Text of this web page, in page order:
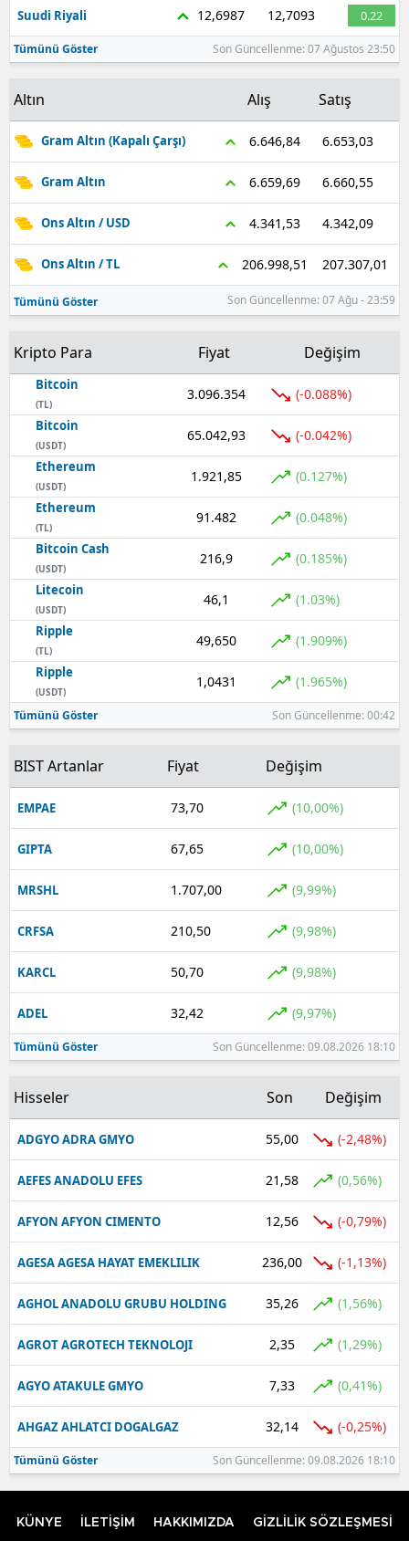
Suudi Riyali 12,6987 12,7093 0.22
Tümünü Göster Son Güncellenme: 07 Ağustos 23:50
Altın Alış Satış
Gram Altın (Kapalı Çarşı) 6.646,84 6.653,03
Gram Altın 6.659,69 6.660,55
Ons Altın / USD 4.341,53 4.342,09
Ons Altın / TL 206.998,51 207.307,01
Tümünü Göster Son Güncellenme: 07 Ağu - 23:59
Kripto Para Fiyat Değişim
Bitcoin
(TL)
3.096.354 (-0.088%)
Bitcoin
(USDT)
65.042,93 (-0.042%)
Ethereum
(USDT)
1.921,85 (0.127%)
Ethereum
(TL)
91.482 (0.048%)
Bitcoin Cash
(USDT)
216,9 (0.185%)
Litecoin
(USDT)
46,1 (1.03%)
Ripple
(TL)
49,650 (1.909%)
Ripple
(USDT)
1,0431 (1.965%)
Tümünü Göster Son Güncellenme: 00:42
BIST Artanlar Fiyat Değişim
EMPAE 73,70 (10,00%)
GIPTA 67,65 (10,00%)
MRSHL 1.707,00 (9,99%)
CRFSA 210,50 (9,98%)
KARCL 50,70 (9,98%)
ADEL 32,42 (9,97%)
Tümünü Göster Son Güncellenme: 09.08.2026 18:10
Hisseler Son Değişim
ADGYO ADRA GMYO 55,00 (-2,48%)
AEFES ANADOLU EFES 21,58 (0,56%)
AFYON AFYON CIMENTO 12,56 (-0,79%)
AGESA AGESA HAYAT EMEKLILIK 236,00 (-1,13%)
AGHOL ANADOLU GRUBU HOLDING 35,26 (1,56%)
AGROT AGROTECH TEKNOLOJI 2,35 (1,29%)
AGYO ATAKULE GMYO 7,33 (0,41%)
AHGAZ AHLATCI DOGALGAZ 32,14 (-0,25%)
Tümünü Göster Son Güncellenme: 09.08.2026 18:10
KÜNYE İLETİŞİM HAKKIMIZDA GİZLİLİK SÖZLEŞMESİ